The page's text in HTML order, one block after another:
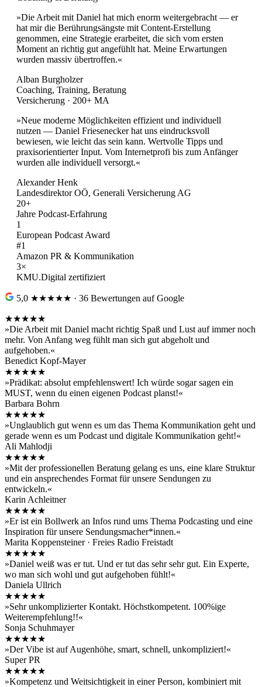
»Die Arbeit mit Daniel hat mich enorm weitergebracht — er
hat mir die Berührungsängste mit Content-Erstellung
genommen, eine Strategie erarbeitet, die sich vom ersten
Moment an richtig gut angefühlt hat. Meine Erwartungen
wurden massiv übertroffen.«
Alban Burgholzer
Coaching, Training, Beratung
Versicherung · 200+ MA
»Neue moderne Möglichkeiten effizient und individuell
nutzen — Daniel Friesenecker hat uns eindrucksvoll
bewiesen, wie leicht das sein kann. Wertvolle Tipps und
praxisorientierter Input. Vom Internetprofi bis zum Anfänger
wurden alle individuell versorgt.«
Alexander Henk
Landesdirektor OÖ, Generali Versicherung AG
20+
Jahre Podcast-Erfahrung
1
European Podcast Award
#1
Amazon PR & Kommunikation
3×
KMU.Digital zertifiziert
5,0 ★★★★★ · 36 Bewertungen auf Google
★★★★★
»Die Arbeit mit Daniel macht richtig Spaß und Lust auf immer noch
mehr. Von Anfang weg fühlt man sich gut abgeholt und
aufgehoben.«
Benedict Kopf-Mayer
★★★★★
»Prädikat: absolut empfehlenswert! Ich würde sogar sagen ein
MUST, wenn du einen eigenen Podcast planst!«
Barbara Bohrn
★★★★★
»Unglaublich gut wenn es um das Thema Kommunikation geht und
gerade wenn es um Podcast und digitale Kommunikation geht!«
Ali Mahlodji
★★★★★
»Mit der professionellen Beratung gelang es uns, eine klare Struktur
und ein ansprechendes Format für unsere Sendungen zu
entwickeln.«
Karin Achleitner
★★★★★
»Er ist ein Bollwerk an Infos rund ums Thema Podcasting und eine
Inspiration für unsere Sendungsmacher*innen.«
Marita Koppensteiner · Freies Radio Freistadt
★★★★★
»Daniel weiß was er tut. Und er tut das sehr sehr gut. Ein Experte,
wo man sich wohl und gut aufgehoben fühlt!«
Daniela Ullrich
★★★★★
»Sehr unkomplizierter Kontakt. Höchstkompetent. 100%ige
Weiterempfehlung!!«
Sonja Schuhmayer
★★★★★
»Der Vibe ist auf Augenhöhe, smart, schnell, unkompliziert!«
Super PR
★★★★★
»Kompetenz und Weitsichtigkeit in einer Person, kombiniert mit